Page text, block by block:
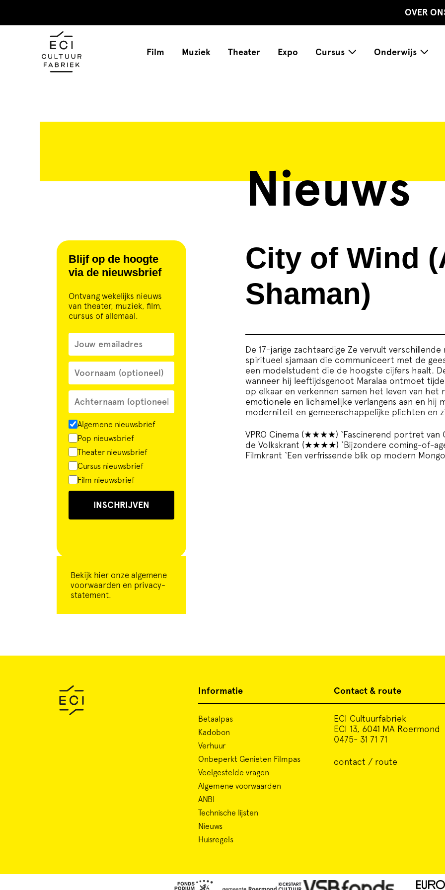
OVER
Film Muziek Theater Expo Cursus Onderwijs
Nieuws
Blijf op de hoogte
via de nieuwsbrief
Ontvang wekelijks nieuws
van theater, muziek, film,
cursus of allemaal.
Algemene nieuwsbrief
Pop nieuwsbrief
Theater nieuwsbrief
Cursus nieuwsbrief
Film nieuwsbrief
INSCHRIJVEN
Bekijk hier onze algemene
voorwaarden en privacy-
statement.
City of Wind
Shaman)
De 17-jarige zachtaardige Ze vervult
spiritueel sjamaan die communiceert met de
een modelstudent die de hoogste cijfers haalt.
wanneer hij leeftijdsgenoot Maralaa ontmoet
op elkaar en verkennen samen het leven van het
emotionele en lichamelijke verlangens aan en hij
moderniteit en gemeenschappelijke plichten en
VPRO Cinema (★★★★) ‘Fascinerend portret van
de Volkskrant (★★★★) ‘Bijzondere coming-of-
Filmkrant ‘Een verfrissende blik op modern
Informatie
Betaalpas
Kadobon
Verhuur
Onbeperkt Genieten Filmpas
Veelgestelde vragen
Algemene voorwaarden
ANBI
Technische lijsten
Nieuws
Huisregels
Contact & route
ECI Cultuurfabriek
ECI 13, 6041 MA Roermond
0475- 31 71 71
contact / route